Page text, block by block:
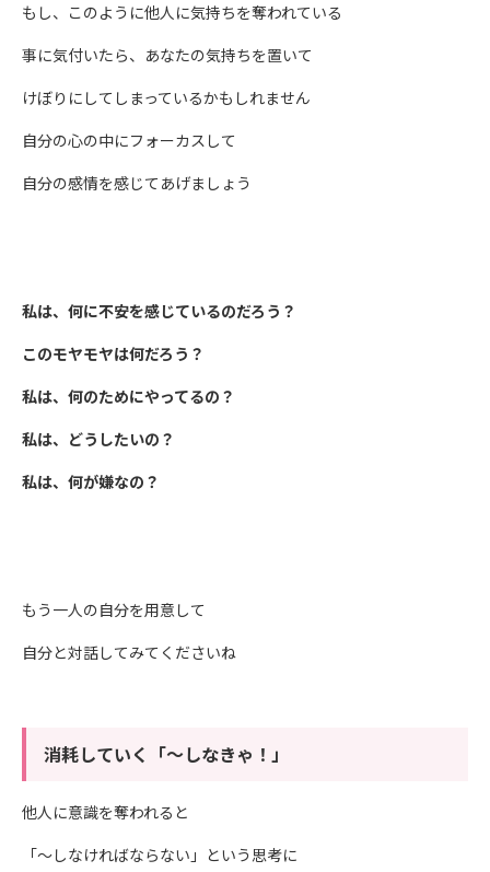
もし、このように他人に気持ちを奪われている
事に気付いたら、あなたの気持ちを置いて
けぼりにしてしまっているかもしれません
自分の心の中にフォーカスして
自分の感情を感じてあげましょう
私は、何に不安を感じているのだろう？
このモヤモヤは何だろう？
私は、何のためにやってるの？
私は、どうしたいの？
私は、何が嫌なの？
もう一人の自分を用意して
自分と対話してみてくださいね
消耗していく「～しなきゃ！」
他人に意識を奪われると
「～しなければならない」という思考に